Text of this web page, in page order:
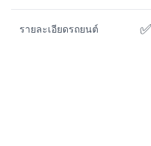
รายละเอียดรถยนต์ ✅